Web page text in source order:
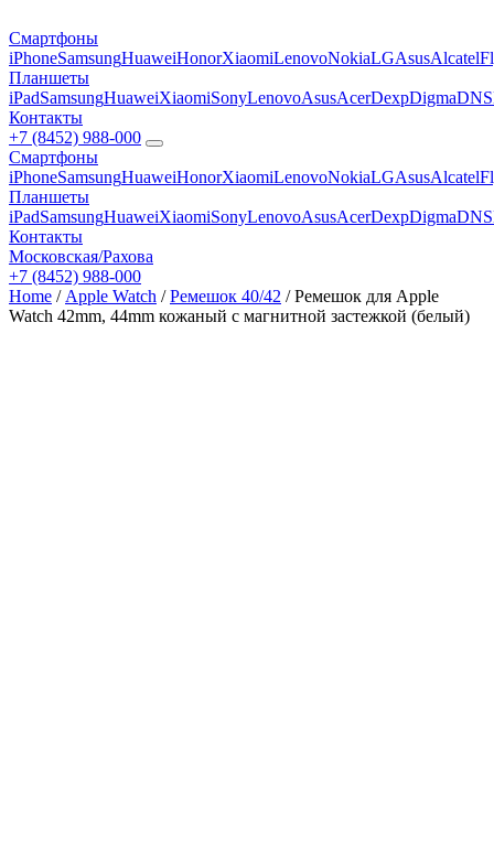
Смартфоны
iPhoneSamsungHuaweiHonorXiaomiLenovoNokiaLGAsusAlcatel
Планшеты
iPadSamsungHuaweiXiaomiSonyLenovoAsusAcerDexpDigmaDNS
Контакты
+7 (8452) 988-000
Смартфоны
iPhoneSamsungHuaweiHonorXiaomiLenovoNokiaLGAsusAlcatel
Планшеты
iPadSamsungHuaweiXiaomiSonyLenovoAsusAcerDexpDigmaDNS
Контакты
Московская/Рахова
+7 (8452) 988-000
Home / Apple Watch /Ремешок 40/42 / Ремешок для Apple
Watch 42mm, 44mm кожаный с магнитной застежкой (белый)